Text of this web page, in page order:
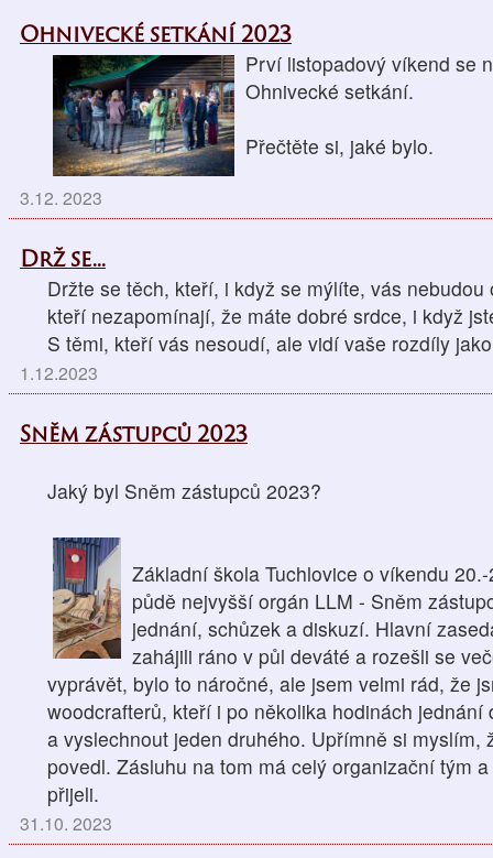
Ohnivecké setkání 2023
Prví listopadový víkend se
Ohnivecké setkání.
Přečtěte si, jaké bylo.
3.12. 2023
Drž se...
Držte se těch, kteří, i když se mýlíte, vás nebudou
kteří nezapomínají, že máte dobré srdce, i když
S těmi, kteří vás nesoudí, ale vidí vaše rozdíly
1.12.2023
Sněm zástupců 2023
Jaký byl Sněm zástupců 2023?
Základní škola Tuchlovice o víkendu
půdě nejvyšší orgán LLM - Sněm
jednání, schůzek a diskuzí. Hlavní
zahájili ráno v půl deváté a rozešli se
vyprávět, bylo to náročné, ale jsem velmi rád, že
woodcrafterů, kteří i po několika hodinách
a vyslechnout jeden druhého. Upřímně si myslím,
povedl. Zásluhu na tom má celý organizační tým
přijeli.
31.10. 2023